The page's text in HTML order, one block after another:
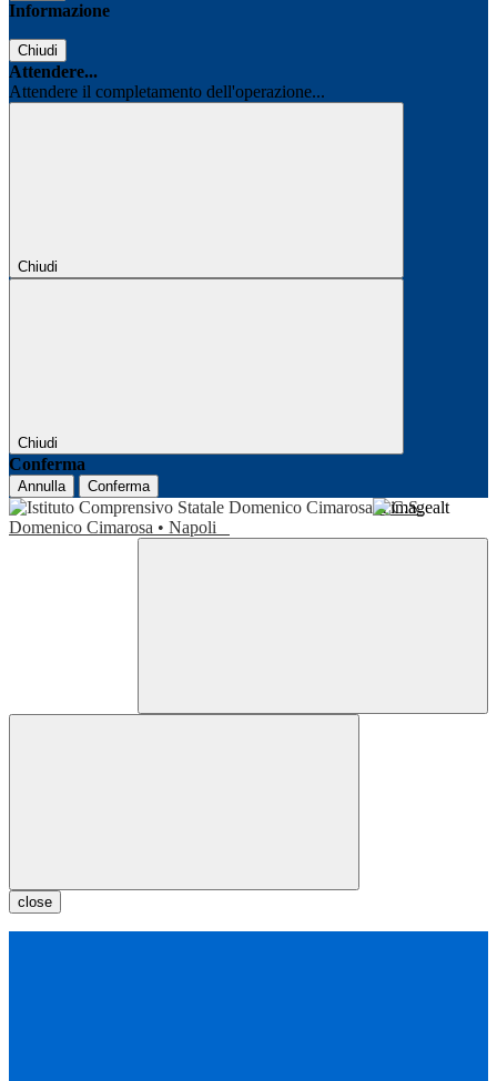
Informazione
Chiudi
Attendere...
Attendere il completamento dell'operazione...
Chiudi
Chiudi
Conferma
Annulla Conferma
I.C.S.
Domenico Cimarosa • Napoli
close